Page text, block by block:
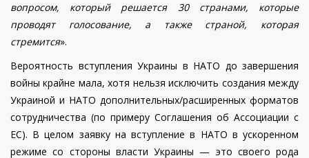
вопросом, который решается 30 странами, которые
проводят голосование, а также страной, которая
стремится».
Вероятность вступления Украины в НАТО до завершения
войны крайне мала, хотя нельзя исключить создания между
Украиной и НАТО дополнительных/расширенных форматов
сотрудничества (по примеру Соглашения об Ассоциации с
ЕС). В целом заявку на вступление в НАТО в ускоренном
режиме со стороны власти Украины — это своего рода